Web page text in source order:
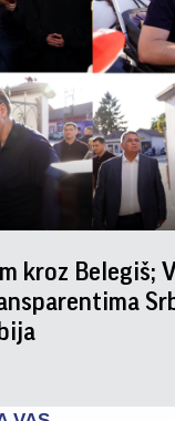
kroz Belegiš;